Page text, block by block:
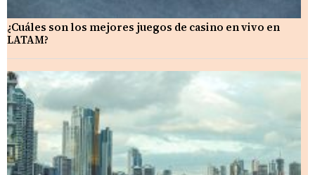
¿Cuáles son los mejores juegos de casino en vivo en
LATAM?